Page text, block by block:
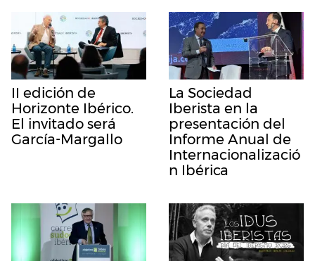
II edición de
Horizonte Ibérico.
El invitado será
García-Margallo
La Sociedad
Iberista en la
presentación del
Informe Anual de
Internacionalizació
n Ibérica